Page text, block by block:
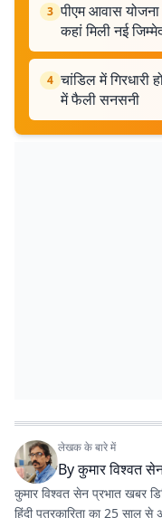
3 पीएम आवास
कहां मिली नई
4 चांडिल में
में फैली सनसनी
लेखक के बारे में
Byकुमार विश्वत
कुमार विश्वत सेन प्रभात खबर
हिंदी पत्रकारिता का 25 साल